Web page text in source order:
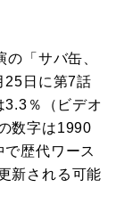
「サバ缶、
25日に第7話
3.3％（ビデオ
数字は1990
歴代ワース
新される可能